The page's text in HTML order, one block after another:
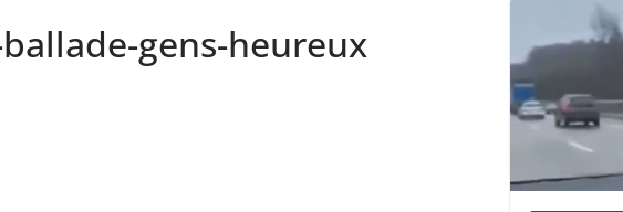
gens-heureux